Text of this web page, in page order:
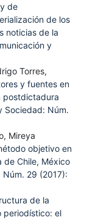
de
de los
noticias de la
y
Torres,
y fuentes en
postdictadura
Sociedad: Núm.
Mireya
objetivo en
de Chile, México
29 (2017):
de la
periodístico: el